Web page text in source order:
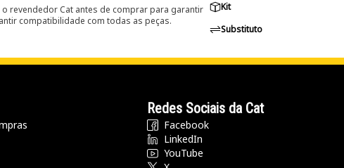
revendedor Cat antes de comprar para garantir
compatibilidade com todas as peças.
Kit
Substituto
Redes Sociais da Cat
Facebook
LinkedIn
YouTube